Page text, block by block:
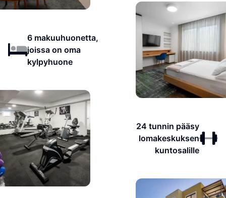
6 makuuhuonetta,
joissa on oma
kylpyhuone
24 tunnin pääsy
lomakeskuksen
kuntosalille